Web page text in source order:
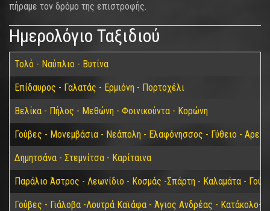
πήραμε τον δρόμο της επιστροφής.
Ημερολόγιο Ταξιδιού
Τολό - Ναύπλιο - Βυτίνα
Επίδαυρος - Γαλατάς - Ερμιόνη - Πορτοχέλι
Βελίκα - Πήλος - Μεθώνη - Φοινικούντα - Κορώνη
Γούβες - Μονεμβάσια - Νεάπολη - Ελαφόνησσος - Γύθειο -
Δημητσάνα - Στεμνίτσα - Καρίταινα
Παράλιο Άστρος - Λεωνίδιο - Κοσμάς -Σπάρτη - Καλαμάτα -
Γούβες - Γιάλοβα -Λουτρά Καϊάφα - Άγιος Ανδρέας - Κατάκολο-